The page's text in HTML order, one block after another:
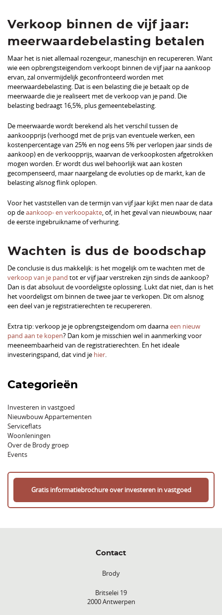
Verkoop binnen de vijf jaar:
meerwaardebelasting betalen
Maar het is niet allemaal rozengeur, maneschijn en recupereren. Want
wie een opbrengsteigendom verkoopt binnen de vijf jaar na aankoop
ervan, zal onvermijdelijk geconfronteerd worden met
meerwaardebelasting. Dat is een belasting die je betaalt op de
meerwaarde die je realiseert met de verkoop van je pand. Die
belasting bedraagt 16,5%, plus gemeentebelasting.
De meerwaarde wordt berekend als het verschil tussen de
aankoopprijs (verhoogd met de prijs van eventuele werken, een
kostenpercentage van 25% en nog eens 5% per verlopen jaar sinds de
aankoop) en de verkoopprijs, waarvan de verkoopkosten afgetrokken
mogen worden. Er wordt dus wel behoorlijk wat aan kosten
gecompenseerd, maar naargelang de evoluties op de markt, kan de
belasting alsnog flink oplopen.
Voor het vaststellen van de termijn van vijf jaar kijkt men naar de data
op deaankoop- en verkoopakte, of, in het geval van nieuwbouw, naar
de eerste ingebruikname of verhuring.
Wachten is dus de boodschap
De conclusie is dus makkelijk: is het mogelijk om te wachten met de
verkoop van je pand tot er vijf jaar verstreken zijn sinds de aankoop?
Dan is dat absoluut de voordeligste oplossing. Lukt dat niet, dan is het
het voordeligst om binnen de twee jaar te verkopen. Dit om alsnog
een deel van je registratierechten te recupereren.
Extra tip: verkoop je je opbrengsteigendom om daarnaeen nieuw
pand aan te kopen? Dan kom je misschien wel in aanmerking voor
meeneembaarheid van de registratierechten. En het ideale
investeringspand, dat vind je hier.
Categorieën
Investeren in vastgoed
Nieuwbouw Appartementen
Serviceflats
Woonleningen
Over de Brody groep
Events
Gratis informatiebrochure over investeren in vastgoed
Contact
Brody
Britselei 19
2000 Antwerpen